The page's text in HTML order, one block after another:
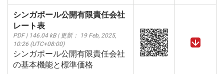
シンガポール公開有限責任会社
レート表
PDF | 146.04 kB | 更新： 19 Feb, 2025,
10:26 (UTC+08:00)
シンガポール公開有限責任会社
の基本機能と標準価格